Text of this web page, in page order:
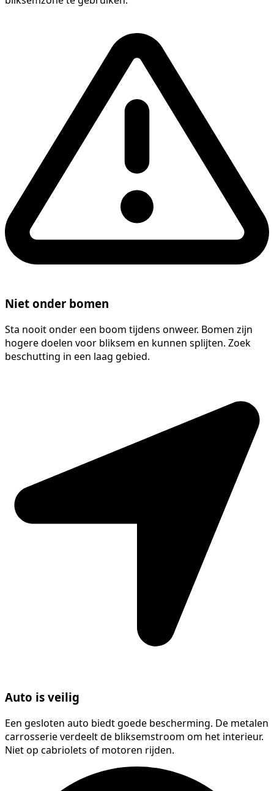
Niet onder bomen
Sta nooit onder een boom tijdens onweer. Bomen zijn
hogere doelen voor bliksem en kunnen splijten. Zoek
beschutting in een laag gebied.
Auto is veilig
Een gesloten auto biedt goede bescherming. De metalen
carrosserie verdeelt de bliksemstroom om het interieur.
Niet op cabriolets of motoren rijden.